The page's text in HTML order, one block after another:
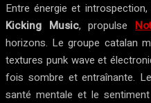
Entre énergie et introspection,
Kicking Music, propulse
horizons. Le groupe catalan
textures punk wave et
fois sombre et entraînante.
santé mentale et le